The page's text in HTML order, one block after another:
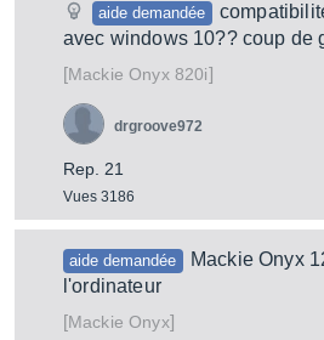
aide demandée
avec windows 10?? coup de
[Mackie Onyx 820i]
Rep. 21
Vues 3186
drgroove972
aide demandée
Mackie Onyx
l'ordinateur
[Mackie Onyx]